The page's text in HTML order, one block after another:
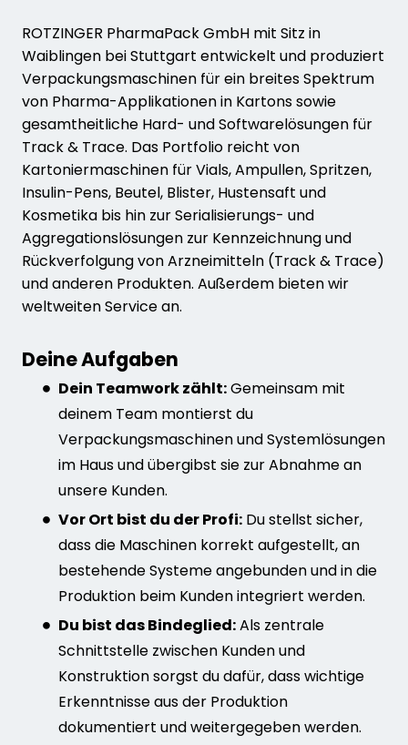
ROTZINGER PharmaPack GmbH mit Sitz in
Waiblingen bei Stuttgart entwickelt und produziert
Verpackungsmaschinen für ein breites Spektrum
von Pharma-Applikationen in Kartons sowie
gesamtheitliche Hard- und Softwarelösungen für
Track & Trace. Das Portfolio reicht von
Kartoniermaschinen für Vials, Ampullen, Spritzen,
Insulin-Pens, Beutel, Blister, Hustensaft und
Kosmetika bis hin zur Serialisierungs- und
Aggregationslösungen zur Kennzeichnung und
Rückverfolgung von Arzneimitteln (Track & Trace)
und anderen Produkten. Außerdem bieten wir
weltweiten Service an.
Deine Aufgaben
Dein Teamwork zählt:Gemeinsam mit
deinem Team montierst du
Verpackungsmaschinen und Systemlösungen
im Haus und übergibst sie zur Abnahme an
unsere Kunden.
Vor Ort bist du der Profi: Du stellst sicher,
dass die Maschinen korrekt aufgestellt, an
bestehende Systeme angebunden und in die
Produktion beim Kunden integriert werden.
Du bist das Bindeglied:Als zentrale
Schnittstelle zwischen Kunden und
Konstruktion sorgst du dafür, dass wichtige
Erkenntnisse aus der Produktion
dokumentiert und weitergegeben werden.